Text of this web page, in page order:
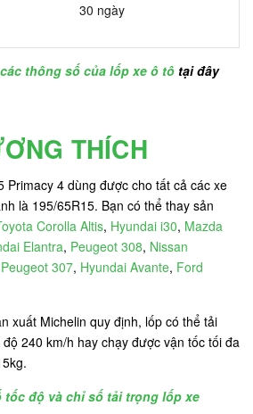
30 ngày
thông số của lốp xe ô tô tại đây
THÍCH
Primacy 4 dùng được cho tất cả các xe
là 195/65R15. Bạn có thể thay sản
Corolla Altis, Hyundai i30, Mazda
Elantra, Peugeot 308, Nissan
Peugeot 307, Hyundai Avante, Ford
xuất Michelin quy định, lốp có thể tải
240 km/h hay chạy được vận tốc tối đa
tốc độ và chỉ số tải trọng lốp xe